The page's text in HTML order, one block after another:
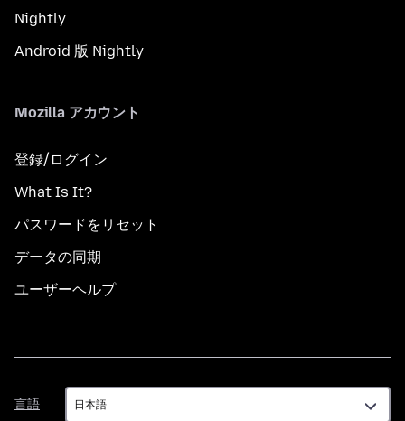
Nightly
Android 版 Nightly
Mozilla アカウント
登録/ログイン
What Is It?
パスワードをリセット
データの同期
ユーザーヘルプ
言語
言
語